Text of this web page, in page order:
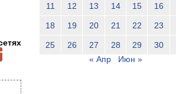
11 12 13 14 15 16
18 19 20 21 22 23
25 26 27 28 29 30
« Апр
Июн »